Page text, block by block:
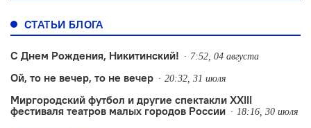
СТАТЬИ БЛОГА
С Днем Рождения, Никитинский! 7:52, 04 августа
Ой, то не вечер, то не вечер 20:32, 31 июля
Миргородский футбол и другие спектакли XXIII
фестиваля театров малых городов России
18:16, 30 июля